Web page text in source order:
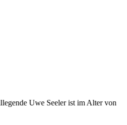
Uwe Seeler ist im Alter von